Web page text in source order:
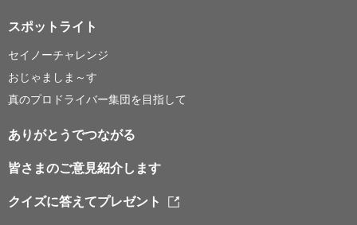
スポットライト
セイノーチャレンジ
おじゃましま～す
真のプロドライバー集団を目指して
ありがとうでつながる
皆さまのご意見紹介します
クイズに答えてプレゼント